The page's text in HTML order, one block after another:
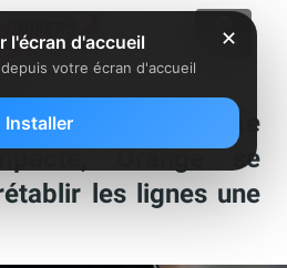
: le réseau fixe
Orange se
les lignes une
✕
l'écran d'accueil
votre écran d'accueil
Installer